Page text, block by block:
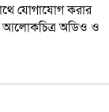
যোগাযোগ করার
আলোকচিত্র অডিও ও